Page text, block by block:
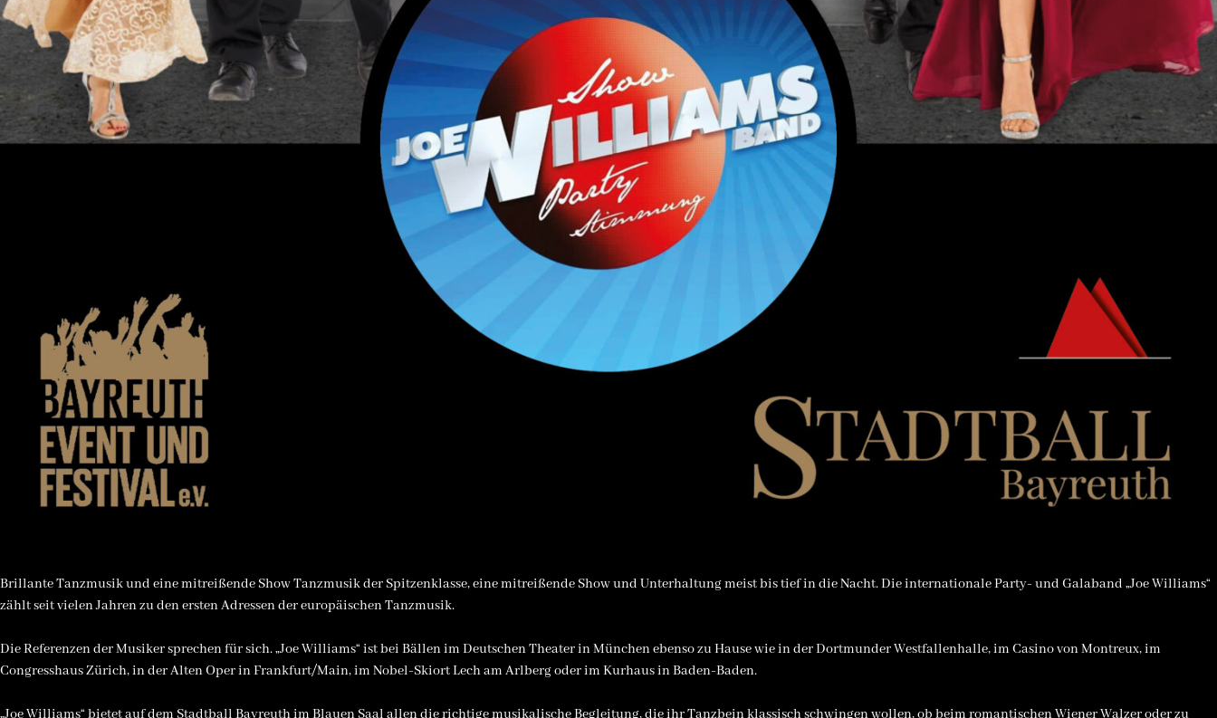
Brillante Tanzmusik und eine mitreißende Show Tanzmusik der Spitzenklasse, eine mitreißende Show und Unterhaltung meist bis tief in die Nacht. Die internationale Party- und Galaband „Joe Williams“
zählt seit vielen Jahren zu den ersten Adressen der europäischen Tanzmusik.
Die Referenzen der Musiker sprechen für sich. „Joe Williams“ ist bei Bällen im Deutschen Theater in München ebenso zu Hause wie in der Dortmunder Westfallenhalle, im Casino von Montreux, im
Congresshaus Zürich, in der Alten Oper in Frankfurt/Main, im Nobel-Skiort Lech am Arlberg oder im Kurhaus in Baden-Baden.
„Joe Williams“ bietet auf dem Stadtball Bayreuth im Blauen Saal allen die richtige musikalische Begleitung, die ihr Tanzbein klassisch schwingen wollen, ob beim romantischen Wiener Walzer oder zu